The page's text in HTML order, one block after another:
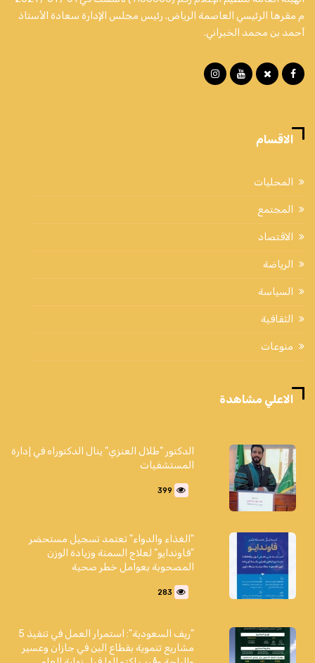
م مقرها الرئيسي العاصمة الرياض. رئيس مجلس الإدارة سعادة الأستاذ
أحمد بن محمد الخبراني.
الاقسام
المحليات
المجتمع
الاقتصاد
الرياضة
السياسة
الثقافية
منوعات
الاعلي مشاهدة
الدكتور "طلال العنزي" ينال الدكتوراه في إدارة
المستشفيات
399
"الغذاء والدواء" تعتمد تسجيل مستحضر
"فاوندايو" لعلاج السمنة وزيادة الوزن
المصحوبة بعوامل خطر صحية
283
"ريف السعودية": استمرار العمل في تنفيذ 5
مشاريع تنموية بقطاع البن في جازان وعسير